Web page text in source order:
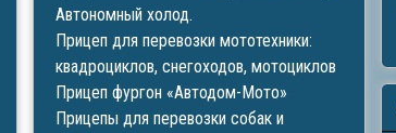
Автономный холод.
Прицеп для перевозки мототехники:
квадроциклов, снегоходов, мотоциклов
Прицеп фургон «Автодом-Мото»
Прицепы для перевозки собак и